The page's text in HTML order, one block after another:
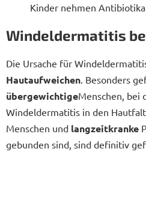
Kinder nehmen Antibiotika
Windeldermatitis
Die Ursache für
Hautaufweichen . Besonders
übergewichtigeMenschen, bei
Windeldermatitis in den
Menschen und langzeitkranke
gebunden sind, sind definitiv